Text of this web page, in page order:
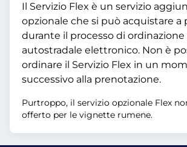
Il Servizio Flex è un servizio
opzionale che si può acquistare a
durante il processo di
autostradale elettronico. Non è
ordinare il Servizio Flex in un
successivo alla prenotazione.
Purtroppo, il servizio opzionale Flex
offerto per le vignette rumene.